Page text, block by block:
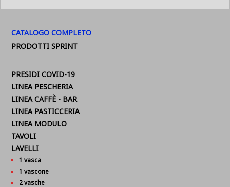
CATALOGO COMPLETO
PRODOTTI SPRINT
PRESIDI COVID-19
LINEA PESCHERIA
LINEA CAFFÈ - BAR
LINEA PASTICCERIA
LINEA MODULO
TAVOLI
LAVELLI
1 vasca
1 vascone
2 vasche